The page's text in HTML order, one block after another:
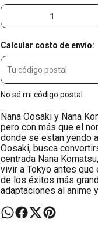
Calcular costo de envío:
No sé mi código postal
Nana Oosaki y Nana
pero con más que el
donde se estan yendo
Oosaki, busca
centrada Nana
vivir a Tokyo antes
de los éxitos más
adaptaciones al anime